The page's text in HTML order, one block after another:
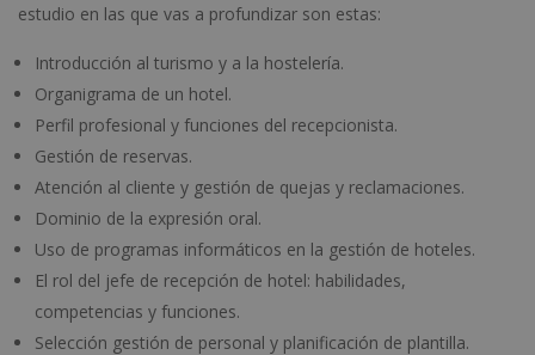
estudio en las que vas a profundizar son estas:
Introducción al turismo y a la hostelería.
Organigrama de un hotel.
Perfil profesional y funciones del recepcionista.
Gestión de reservas.
Atención al cliente y gestión de quejas y reclamaciones.
Dominio de la expresión oral.
Uso de programas informáticos en la gestión de hoteles.
El rol del jefe de recepción de hotel: habilidades,
competencias y funciones.
Selección gestión de personal y planificación de plantilla.